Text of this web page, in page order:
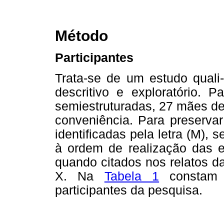
Método
Participantes
Trata-se de um estudo
descritivo e exploratório.
semiestruturadas, 27 mães
conveniência. Para
identificadas pela letra (M),
à ordem de realização das
quando citados nos relatos
X. Na Tabela 1
participantes da pesquisa.